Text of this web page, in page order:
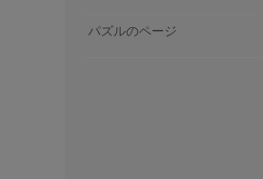
パズルのページ